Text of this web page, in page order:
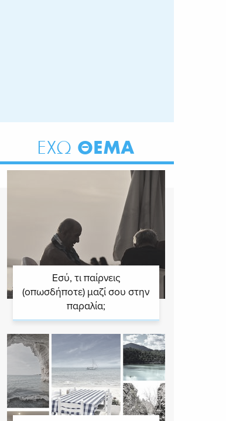
ΕΧΩ ΘΕΜΑ
Εσύ, τι παίρνεις
(οπωσδήποτε) μαζί σου στην
παραλία;